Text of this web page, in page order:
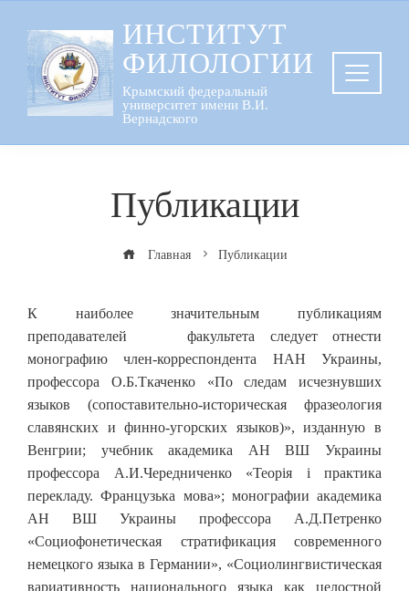
содержанию
ИНСТИТУТ
ФИЛОЛОГИИ
Крымский федеральный
университет имени В.И.
Вернадского
Публикации
Главная Публикации
К наиболее значительным публикациям
преподавателей факультета следует отнести
монографию член-корреспондента НАН Украины,
профессора О.Б.Ткаченко «По следам исчезнувших
языков (сопоставительно-историческая фразеология
славянских и финно-угорских языков)», изданную в
Венгрии; учебник академика АН ВШ Украины
профессора А.И.Чередниченко «Теорія і практика
перекладу. Французька мова»; монографии академика
АН ВШ Украины профессора А.Д.Петренко
«Социофонетическая стратификация современного
немецкого языка в Германии», «Социолингвистическая
вариативность национального языка как целостной